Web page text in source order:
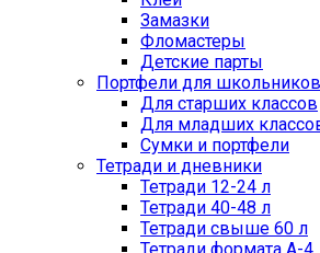
Замазки
Фломастеры
Детские парты
Портфели для школьников
Для старших классов
Для младших
Сумки и портфели
Тетради и дневники
Тетради 12-24 л
Тетради 40-48 л
Тетради свыше 60 л